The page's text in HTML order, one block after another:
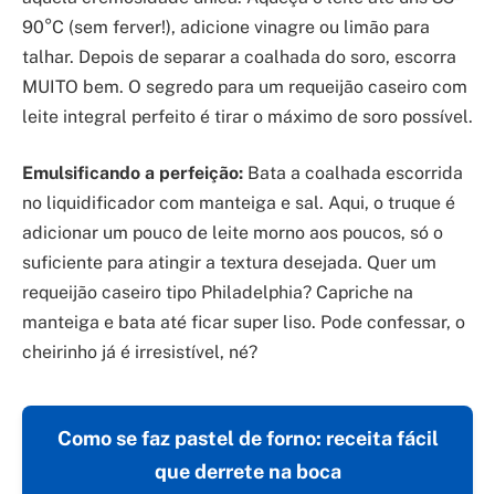
90°C (sem ferver!), adicione vinagre ou limão para
talhar. Depois de separar a coalhada do soro, escorra
MUITO bem. O segredo para um requeijão caseiro com
leite integral perfeito é tirar o máximo de soro possível.
Emulsificando a perfeição: Bata a coalhada escorrida
no liquidificador com manteiga e sal. Aqui, o truque é
adicionar um pouco de leite morno aos poucos, só o
suficiente para atingir a textura desejada. Quer um
requeijão caseiro tipo Philadelphia? Capriche na
manteiga e bata até ficar super liso. Pode confessar, o
cheirinho já é irresistível, né?
Como se faz pastel de forno: receita fácil
que derrete na boca